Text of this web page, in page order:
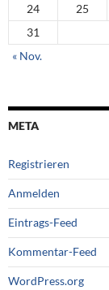
24
25
31
« Nov.
META
Registrieren
Anmelden
Eintrags-Feed
Kommentar-Feed
WordPress.org